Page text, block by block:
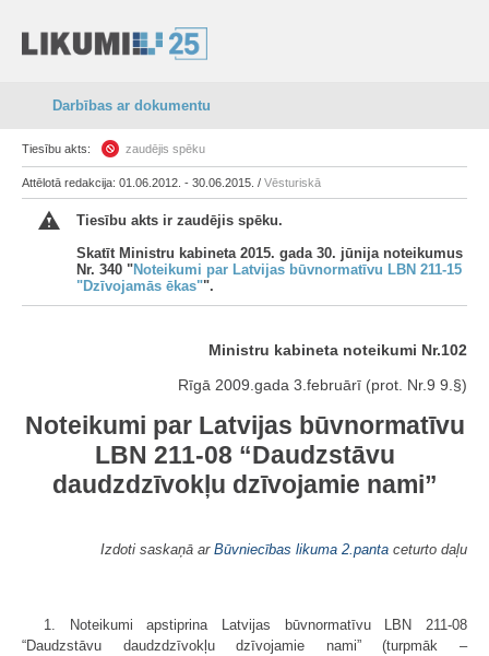
Darbības ar dokumentu
Tiesību akts: zaudējis spēku
Attēlotā redakcija: 01.06.2012. - 30.06.2015. / Vēsturiskā
Tiesību akts ir zaudējis spēku.
Skatīt Ministru kabineta 2015. gada 30. jūnija noteikumus
Nr. 340 "Noteikumi par Latvijas būvnormatīvu LBN 211-15
"Dzīvojamās ēkas"".
Ministru kabineta noteikumi Nr.102
Rīgā 2009.gada 3.februārī (prot. Nr.9 9.§)
Noteikumi par Latvijas būvnormatīvu
LBN 211-08 “Daudzstāvu
daudzdzīvokļu dzīvojamie nami”
Izdoti saskaņā ar Būvniecības likuma 2.panta ceturto daļu
1. Noteikumi apstiprina Latvijas būvnormatīvu LBN 211-08
“Daudzstāvu daudzdzīvokļu dzīvojamie nami” (turpmāk –